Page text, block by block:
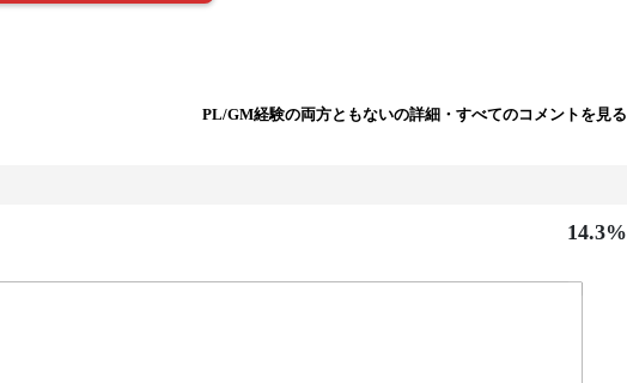
PL/GM経験の両方ともないの詳細・すべてのコメントを見る
14.3%